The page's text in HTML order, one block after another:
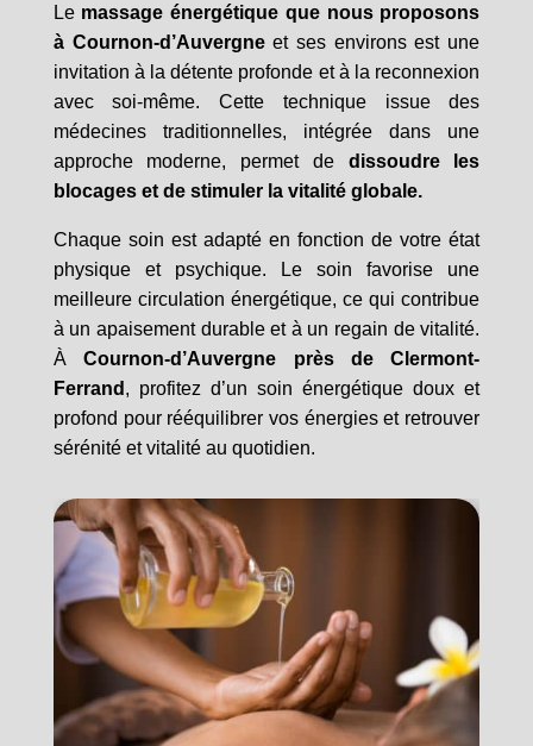
Le massage énergétique que nous proposons
à Cournon-d’Auvergneet ses environs est une
invitation à la détente profonde et à la reconnexion
avec soi-même. Cette technique issue des
médecines traditionnelles, intégrée dans une
approche moderne, permet de dissoudre les
blocages et de stimuler la vitalité globale.
Chaque soin est adapté en fonction de votre état
physique et psychique. Le soin favorise une
meilleure circulation énergétique, ce qui contribue
à un apaisement durable et à un regain de vitalité.
ÀCournon-d’Auvergne près de Clermont-
Ferrand , profitez d’un soin énergétique doux et
profond pour rééquilibrer vos énergies et retrouver
sérénité et vitalité au quotidien.